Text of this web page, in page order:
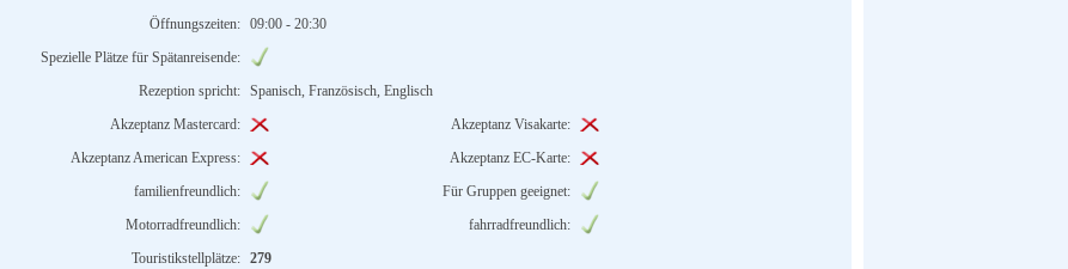
Öffnungszeiten: 09:00 - 20:30
Spezielle Plätze für Spätanreisende:
Rezeption spricht: Spanisch, Französisch, Englisch
Akzeptanz Mastercard:
Akzeptanz Visakarte:
Akzeptanz American Express:
Akzeptanz EC-Karte:
familienfreundlich:
Für Gruppen geeignet:
Motorradfreundlich:
fahrradfreundlich:
Touristikstellplätze: 279